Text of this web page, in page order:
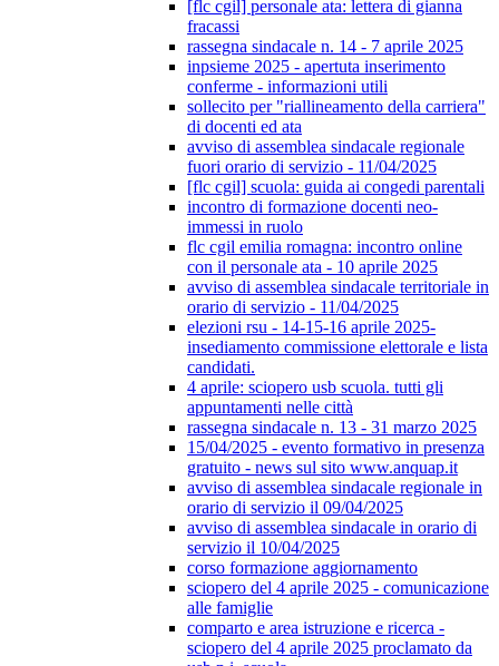
[flc cgil] personale ata: lettera di gianna
fracassi
rassegna sindacale n. 14 - 7 aprile 2025
inpsieme 2025 - apertuta inserimento
conferme - informazioni utili
sollecito per "riallineamento della carriera"
di docenti ed ata
avviso di assemblea sindacale regionale
fuori orario di servizio - 11/04/2025
[flc cgil] scuola: guida ai congedi parentali
incontro di formazione docenti neo-
immessi in ruolo
flc cgil emilia romagna: incontro online
con il personale ata - 10 aprile 2025
avviso di assemblea sindacale territoriale in
orario di servizio - 11/04/2025
elezioni rsu - 14-15-16 aprile 2025-
insediamento commissione elettorale e lista
candidati.
4 aprile: sciopero usb scuola. tutti gli
appuntamenti nelle città
rassegna sindacale n. 13 - 31 marzo 2025
15/04/2025 - evento formativo in presenza
gratuito - news sul sito www.anquap.it
avviso di assemblea sindacale regionale in
orario di servizio il 09/04/2025
avviso di assemblea sindacale in orario di
servizio il 10/04/2025
corso formazione aggiornamento
sciopero del 4 aprile 2025 - comunicazione
alle famiglie
comparto e area istruzione e ricerca -
sciopero del 4 aprile 2025 proclamato da